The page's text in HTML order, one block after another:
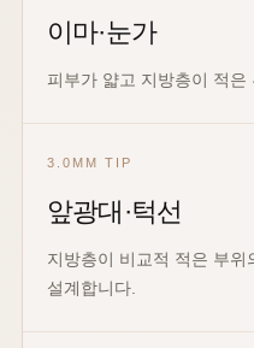
이마·눈가
피부가 얇고 지방층이 적은
3.0MM TIP
앞광대·턱선
지방층이 비교적 적은 부위
설계합니다.